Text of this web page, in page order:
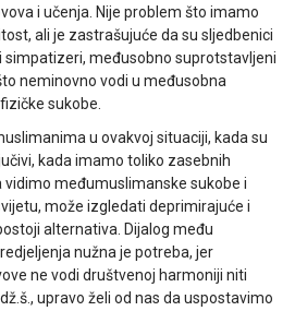
i učenja. Nije problem što imamo
ali je zastrašujuće da su sljedbenici
simpatizeri, međusobno suprotstavljeni
neminovno vodi u međusobna
sukobe.
u ovakvoj situaciji, kada su
kada imamo toliko zasebnih
vidimo međumuslimanske sukobe i
može izgledati deprimirajuće i
alternativa. Dijalog među
nužna je potreba, jer
ne vodi društvenoj harmoniji niti
upravo želi od nas da uspostavimo